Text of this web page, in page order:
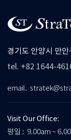
경기도 안양시 만
tel. +82 1644-
email.
Visit Our Office:
평일 : 9.00am ~